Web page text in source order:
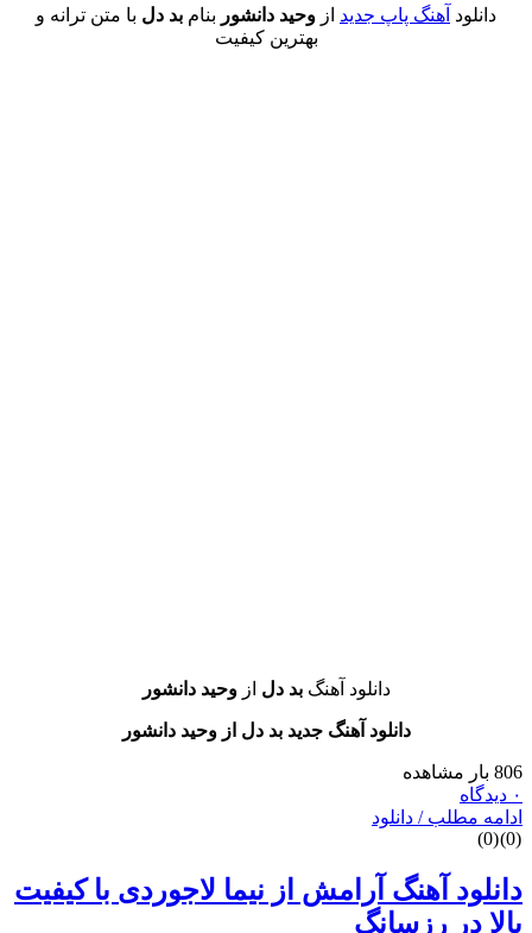
آهنگ پاپ جدیداز وحید دانشوربنامبد دلبا متن ترانه و
بهترین کیفیت
دانلود آهنگبد دلازوحید دانشور
دانلود آهنگ جدید بد دل از وحید دانشور
/ دانلود
آهنگ آرامش از نیما لاجوردی با کیفیت
رزسانگ